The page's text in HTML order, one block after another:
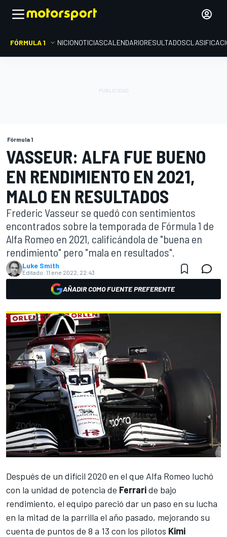
FÓRMULA 1 INICIONOTICIASCALENDARIORESULTADOS
Fórmula 1
VASSEUR: ALFA FUE BUENO
EN RENDIMIENTO EN 2021,
MALO EN RESULTADOS
Frederic Vasseur se quedó con sentimientos
encontrados sobre la temporada de Fórmula 1 de
Alfa Romeo en 2021, calificándola de "buena en
rendimiento" pero "mala en resultados".
Luke Smith
Editado: 11 ene 2022, 22:43
AÑADIR COMO FUENTE PREFERENTE
Después de un difícil 2020 en el que Alfa Romeo luchó
con la unidad de potencia de Ferraride bajo
rendimiento, el equipo pareció dar un paso en su lucha
en la mitad de la parrilla el año pasado, mejorando su
cuenta de puntos de 8 a 13 con los pilotos Kimi